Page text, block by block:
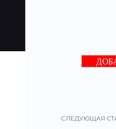
СЛЕДУЮЩАЯ